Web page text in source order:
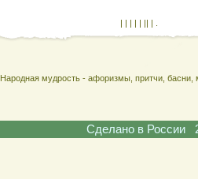
| | | | | || | .
Народная мудрость - афоризмы, притчи,
Сделано в России